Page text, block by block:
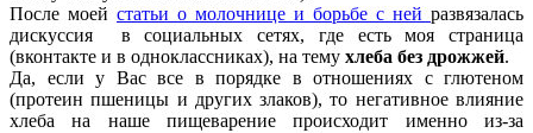
После моей статьи о молочнице и борьбе с ней развязалась
дискуссия в социальных сетях, где есть моя страница
(вконтакте и в одноклассниках), на тему хлеба без дрожжей.
Да, если у Вас все в порядке в отношениях с глютеном
(протеин пшеницы и других злаков), то негативное влияние
хлеба на наше пищеварение происходит именно из-за